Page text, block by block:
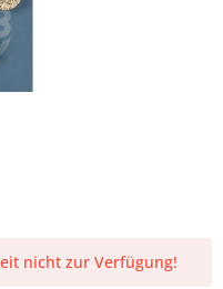
nicht zur Verfügung!